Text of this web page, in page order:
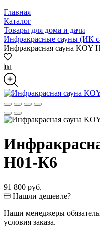
Главная
Каталог
Товары для дома и дачи
Инфракрасные сауны (ИК
Инфракрасная сауна KOY
H01-К6
91 800 руб.
Нашли дешевле?
Наши менеджеры
условия заказа.